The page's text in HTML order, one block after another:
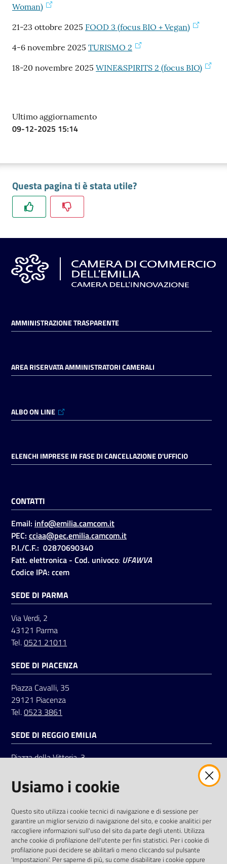
Woman)
21-23 ottobre 2025 FOOD 3 (focus BIO + Vegan)
4-6 novembre 2025 TURISMO 2
18-20 novembre 2025 WINE&SPIRITS 2 (focus BIO)
Ultimo aggiornamento
09-12-2025 15:14
Questa pagina ti è stata utile?
AMMINISTRAZIONE TRASPARENTE
AREA RISERVATA AMMINISTRATORI CAMERALI
ALBO ON LINE
ELENCHI IMPRESE IN FASE DI CANCELLAZIONE D'UFFICIO
CONTATTI
Email: info@emilia.camcom.it
PEC: cciaa@pec.emilia.camcom.it
P.I./C.F.: 02870690340
Fatt. elettronica - Cod. univoco: UFAWVA
Codice IPA: ccem
SEDE DI PARMA
Via Verdi, 2
43121 Parma
Tel.0521 21011
SEDE DI PIACENZA
Piazza Cavalli, 35
29121 Piacenza
Tel.0523 3861
SEDE DI REGGIO EMILIA
Piazza della Vittoria, 3
Tel.0522 7961
LinkedinFacebookInstagram
Usiamo i cookie
Questo sito utilizza i cookie tecnici di navigazione e di sessione per
garantire un miglior servizio di navigazione del sito, e cookie analitici per
raccogliere informazioni sull'uso del sito da parte degli utenti. Utilizza
anche cookie di profilazione dell'utente per fini statistici. Per i cookie di
profilazione puoi decidere se abilitarli o meno cliccando sul pulsante
'Impostazioni'. Per saperne di più, su come disabilitare i cookie oppure